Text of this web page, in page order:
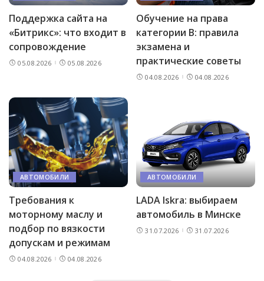
Поддержка сайта на
«Битрикс»: что входит в
сопровождение
05.08.2026 05.08.2026
Обучение на права
категории B: правила
экзамена и
практические советы
04.08.2026 04.08.2026
АВТОМОБИЛИ
Требования к
моторному маслу и
подбор по вязкости
допускам и режимам
04.08.2026 04.08.2026
АВТОМОБИЛИ
LADA Iskra: выбираем
автомобиль в Минске
31.07.2026 31.07.2026